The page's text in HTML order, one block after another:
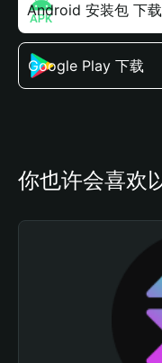
Android 安装包 下载
Google Play 下载
你也许会喜欢